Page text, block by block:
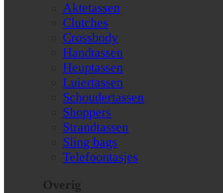
Aktetassen
Clutches
Crossbody
Handtassen
Heuptassen
Luiertassen
Schoudertassen
Shoppers
Strandtassen
Sling bags
Telefoontasjes
Overig